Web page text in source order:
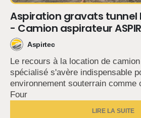
Aspiration gravats tunnel
- Camion aspirateur
Aspirtec
Le recours à la location de
spécialisé s'avère indispensable
environnement souterrain comme
Four
LIRE LA SUITE